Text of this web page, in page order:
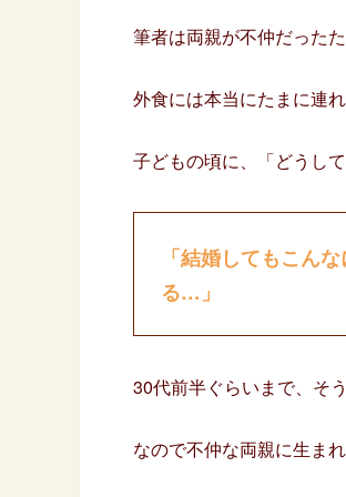
筆者は両親が不仲だった
外食には本当にたまに連
子どもの頃に、「どうし
「結婚してもこん
る…」
30代前半ぐらいまで、そ
なので不仲な両親に生ま